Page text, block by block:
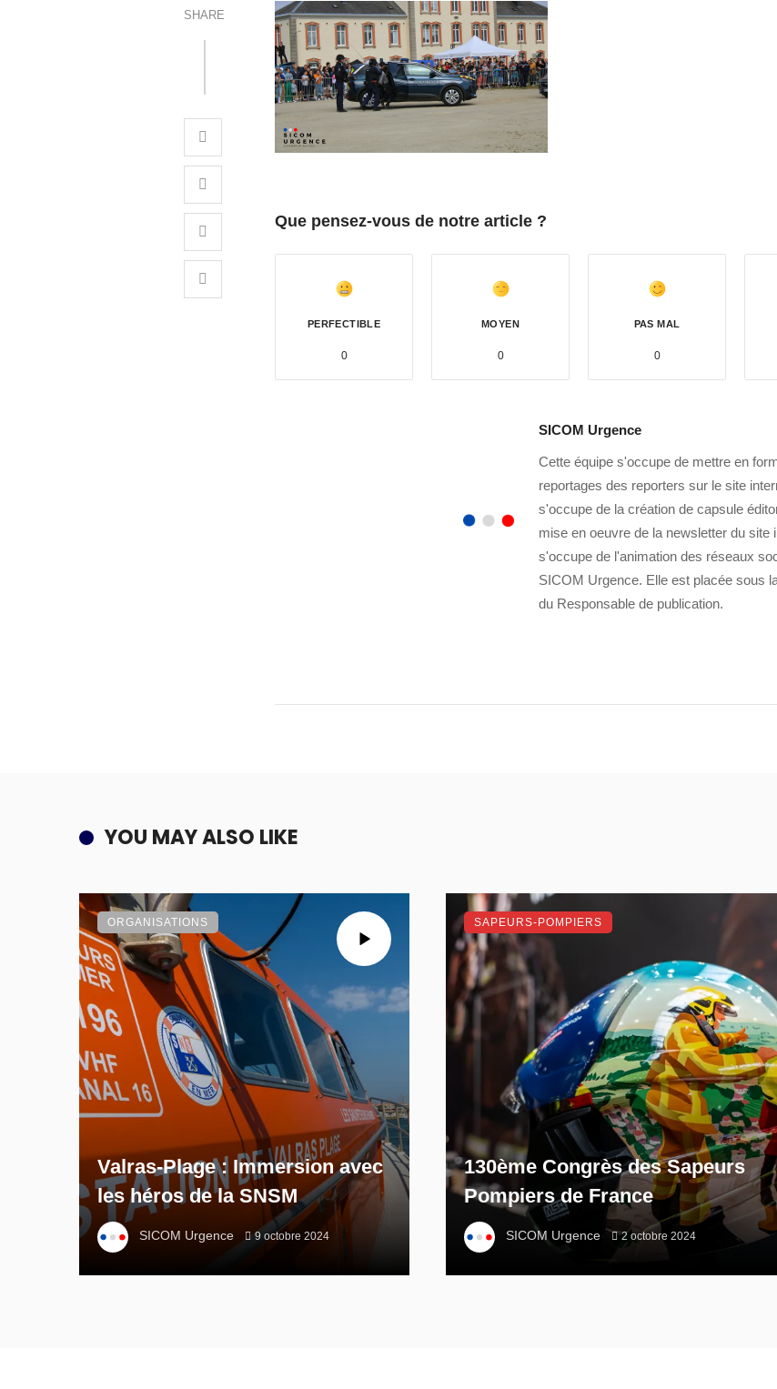
SHARE
Que pensez-vous de notre article ?
PERFECTIBLE
0
MOYEN
0
PAS MAL
0
SICOM Urgence
Cette équipe s'occupe de mettre en
reportages des reporters sur le site
s'occupe de la création de capsule
mise en oeuvre de la newsletter du site
s'occupe de l'animation des réseaux
SICOM Urgence. Elle est placée sous
du Responsable de publication.
YOU MAY ALSO LIKE
Valras-Plage : Immersion avec
les héros de la SNSM
SICOM Urgence 9 octobre 2024
ORGANISATIONS
130ème Congrès des Sapeurs
Pompiers de France
SICOM Urgence 2 octobre 2024
SAPEURS-POMPIERS